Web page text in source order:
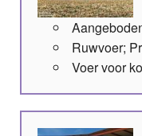
Ruwvoer;
Voer voor